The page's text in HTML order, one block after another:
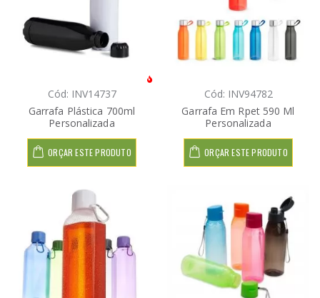
Cód: INV14737
Garrafa Plástica 700ml
Personalizada
ORÇAR ESTE PRODUTO
Cód: INV94782
Garrafa Em Rpet 590 Ml
Personalizada
ORÇAR ESTE PRODUTO